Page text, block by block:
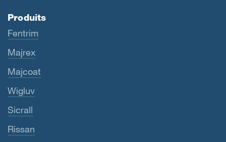
Produits
Fentrim
Majrex
Majcoat
Wigluv
Sicrall
Rissan